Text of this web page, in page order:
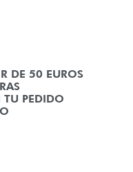
DE 50 EUROS
TU PEDIDO